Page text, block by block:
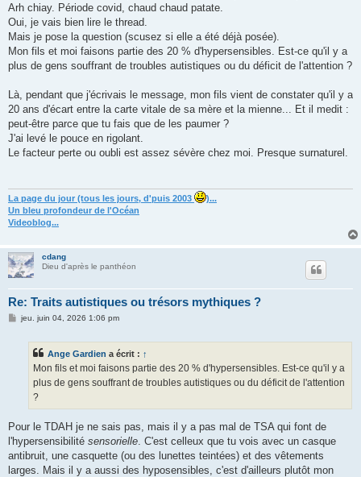
a
g
Arh chiay. Période covid, chaud chaud patate.
Oui, je vais bien lire le thread.
Mais je pose la question (scusez si elle a été déjà posée).
Mon fils et moi faisons partie des 20 % d'hypersensibles. Est-ce qu'il y a
plus de gens souffrant de troubles autistiques ou du déficit de l'attention ?
Là, pendant que j'écrivais le message, mon fils vient de constater qu'il y a
20 ans d'écart entre la carte vitale de sa mère et la mienne... Et il medit :
peut-être parce que tu fais que de les paumer ?
J'ai levé le pouce en rigolant.
Le facteur perte ou oubli est assez sévère chez moi. Presque surnaturel.
La page du jour (tous les jours, d'puis 2003
)...
Un bleu profondeur de l'Océan
Videoblog...
cdang
Dieu d'après le panthéon
Re: Traits autistiques ou trésors mythiques ?
Mjeu. juin 04, 2026 1:06 pm
Ange Gardien a écrit : ↑
Mon fils et moi faisons partie des 20 % d'hypersensibles. Est-ce qu'il y a
plus de gens souffrant de troubles autistiques ou du déficit de l'attention
?
Pour le TDAH je ne sais pas, mais il y a pas mal de TSA qui font de
l'hypersensibilité sensorielle . C'est celleux que tu vois avec un casque
antibruit, une casquette (ou des lunettes teintées) et des vêtements
larges. Mais il y a aussi des hyposensibles, c'est d'ailleurs plutôt mon